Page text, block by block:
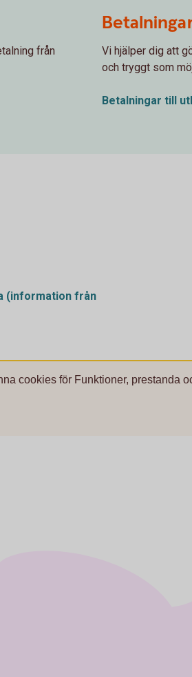
från
Vi hjälper dig att
och tryggt som
Betalningar till
(information från
cookies för Funktioner, prestanda